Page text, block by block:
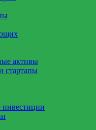
активы
стартапы
инвестиции